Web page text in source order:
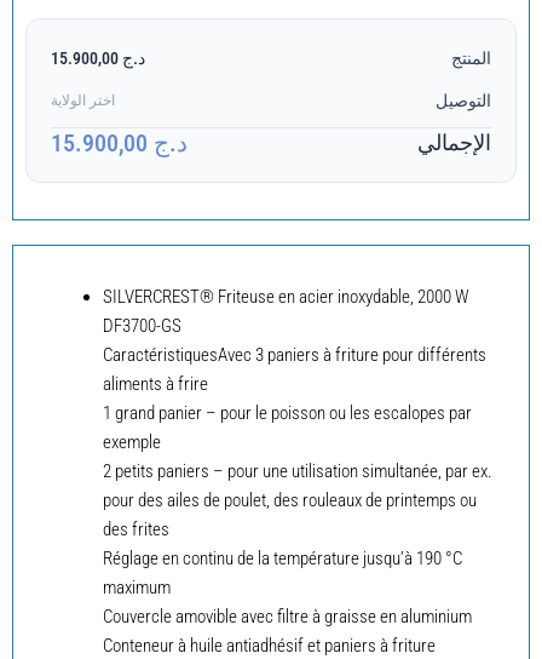
المنتج د.ج 15.900,00
التوصيل اختر الولاية
الإجمالي د.ج 15.900,00
SILVERCREST® Friteuse en acier inoxydable, 2000 W
DF3700-GS
CaractéristiquesAvec 3 paniers à friture pour différents
aliments à frire
1 grand panier – pour le poisson ou les escalopes par
exemple
2 petits paniers – pour une utilisation simultanée, par ex.
pour des ailes de poulet, des rouleaux de printemps ou
des frites
Réglage en continu de la température jusqu’à 190 °C
maximum
Couvercle amovible avec filtre à graisse en aluminium
Conteneur à huile antiadhésif et paniers à friture